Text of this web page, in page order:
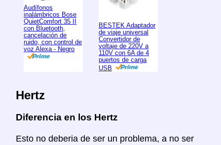
Audífonos
inalámbricos Bose
QuietComfort 35 II
con Bluetooth,
cancelación de
ruido, con control de
voz Alexa - Negro
BESTEK Adaptador
de viaje universal
Convertidor de
voltaje de 220V a
110V con 6A de 4
puertos de carga
USB
Hertz
Diferencia en los Hertz
Esto no deberia de ser un problema, a no ser